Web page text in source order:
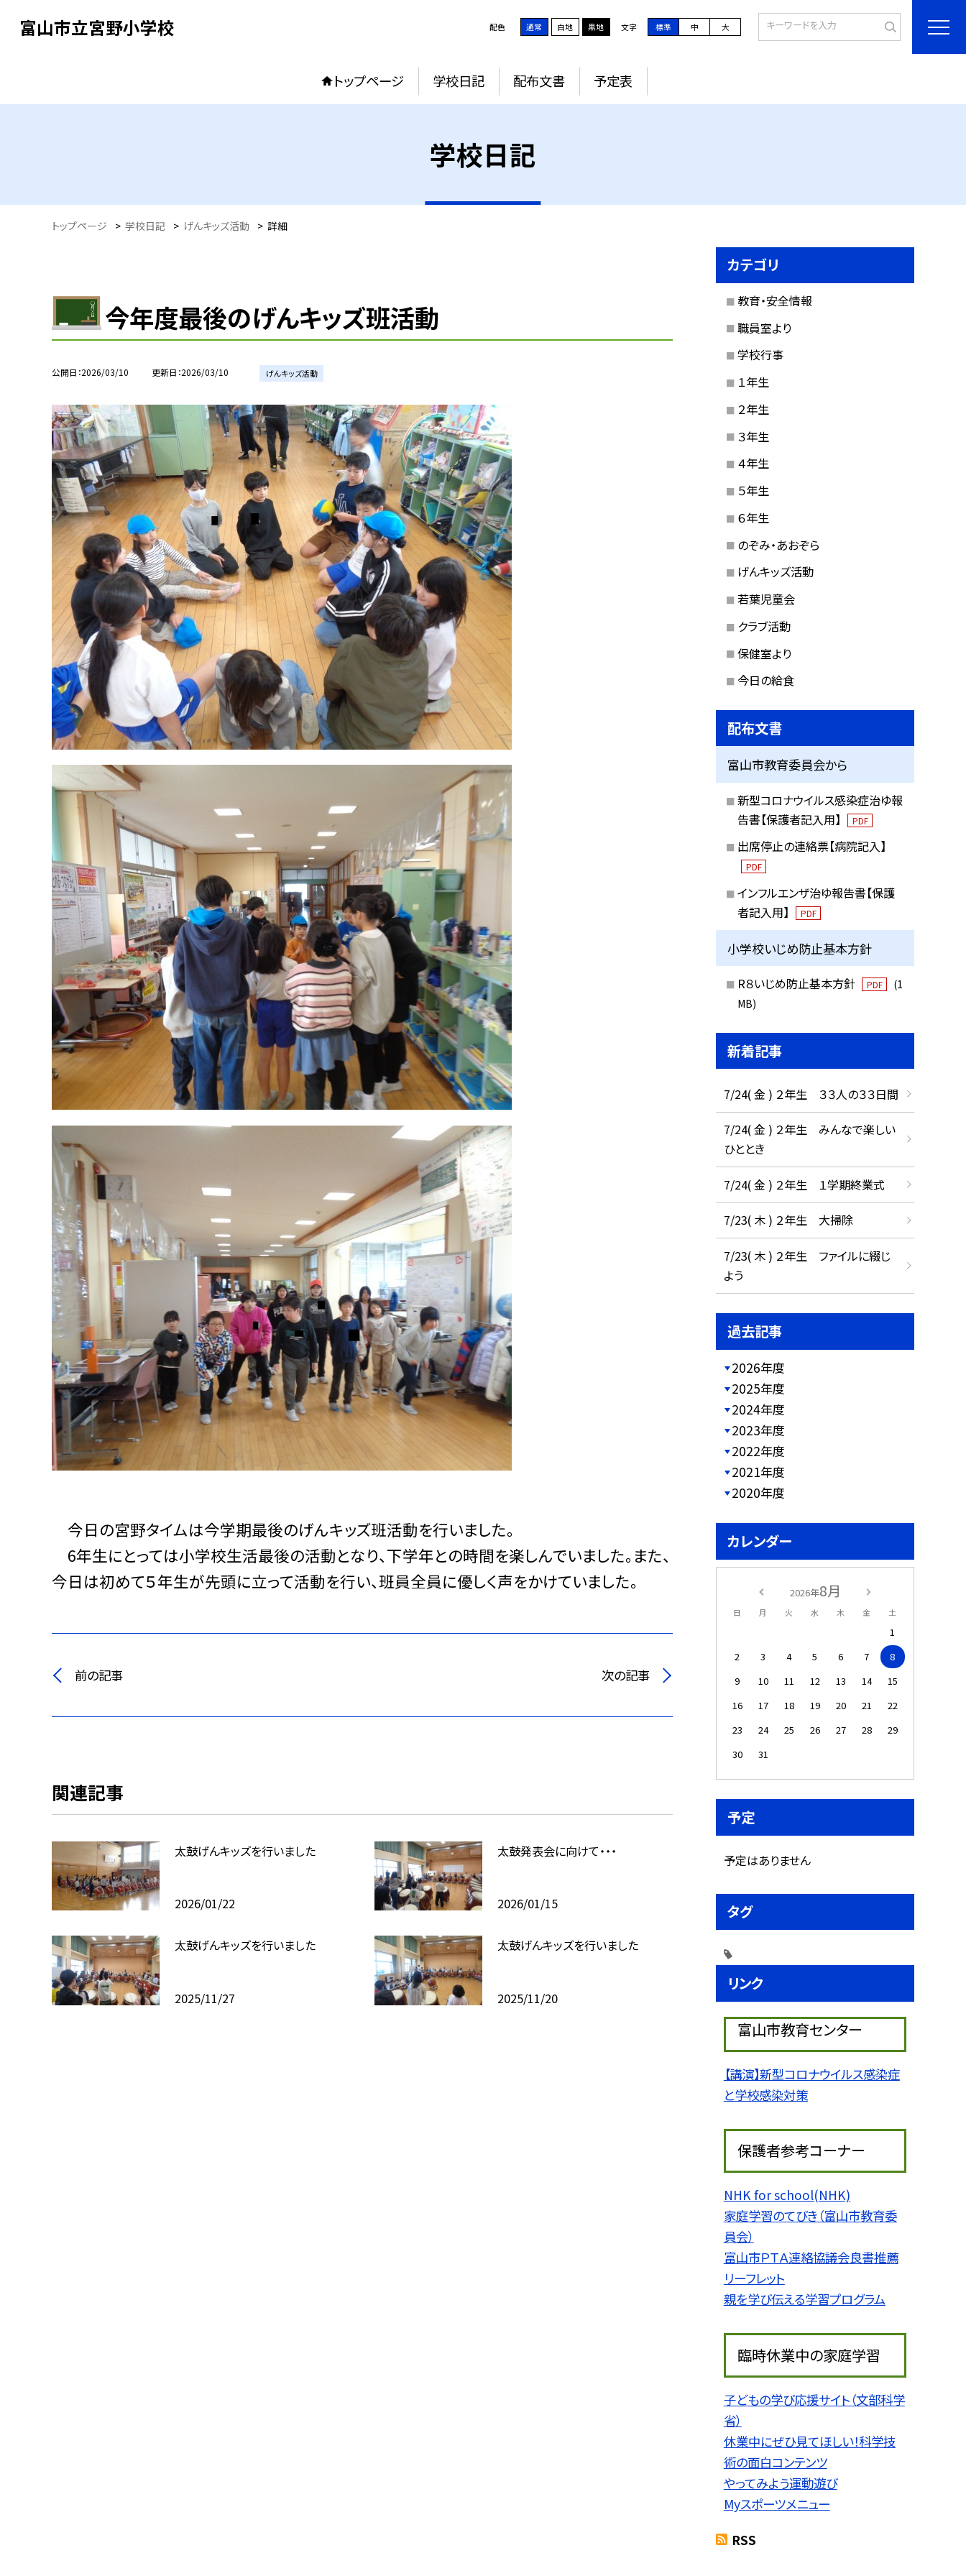
富山市立宮野小学校 配色 通常 白地 黒地 文字 標準 中 大
トップページ 学校日記 配布文書 予定表
学校日記
トップページ > 学校日記 > げんキッズ活動 > 詳細
今年度最後のげんキッズ班活動
公開日 2026/03/10 更新日 2026/03/10 げんキッズ活動
今日の宮野タイムは今学期最後のげんキッズ班活動を行いました。
6年生にとっては小学校生活最後の活動となり、下学年との時間を楽しんでいました。また、
今日は初めて５年生が先頭に立って活動を行い、班員全員に優しく声をかけていました。
前の記事 次の記事
関連記事
太鼓げんキッズを行いました
2026/01/22
太鼓発表会に向けて・・・
2026/01/15
太鼓げんキッズを行いました
2025/11/27
太鼓げんキッズを行いました
2025/11/20
カテゴリ
教育・安全情報
職員室より
学校行事
１年生
２年生
３年生
４年生
５年生
６年生
のぞみ・あおぞら
げんキッズ活動
若葉児童会
クラブ活動
保健室より
今日の給食
配布文書
富山市教育委員会から
新型コロナウイルス感染症治ゆ報
告書【保護者記入用】
PDF
出席停止の連絡票【病院記入】
PDF
インフルエンザ治ゆ報告書【保護
者記入用】
PDF
小学校いじめ防止基本方針
R８いじめ防止基本方針 PDF
(1
MB)
新着記事
7/24( 金 ) ２年生 ３３人の３３日間
7/24( 金 ) ２年生 みんなで楽しい
ひととき
7/24( 金 ) ２年生 １学期終業式
7/23( 木 ) ２年生 大掃除
7/23( 木 ) ２年生 ファイルに綴じ
よう
過去記事
2026年度
2025年度
2024年度
2023年度
2022年度
2021年度
2020年度
カレンダー
2026年8月
日 月 火 水 木 金 土
1
2
3 4 5 6 7
8
9
10 11 12 13 14
15
16
17 18 19 20 21
22
23
24 25 26 27 28
29
30
31
予定
予定はありません
タグ
リンク
富山市教育センター
【講演】新型コロナウイルス感染症
と学校感染対策
保護者参考コーナー
NHK for school(NHK)
家庭学習のてびき（富山市教育委
員会）
富山市ＰＴＡ連絡協議会良書推薦
リーフレット
親を学び伝える学習プログラム
臨時休業中の家庭学習
子どもの学び応援サイト（文部科学
省）
休業中にぜひ見てほしい！科学技
術の面白コンテンツ
やってみよう運動遊び
Myスポーツメニュー
RSS